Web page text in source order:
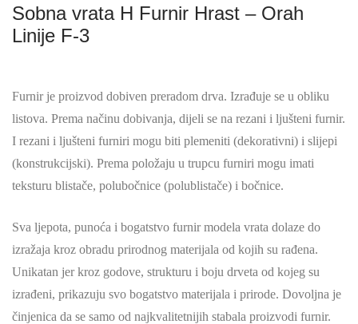
Sobna vrata H Furnir Hrast – Orah
Linije F-3
Furnir je proizvod dobiven preradom drva. Izrađuje se u obliku
listova. Prema načinu dobivanja, dijeli se na rezani i ljušteni furnir.
I rezani i ljušteni furniri mogu biti plemeniti (dekorativni) i slijepi
(konstrukcijski). Prema položaju u trupcu furniri mogu imati
teksturu blistače, polubočnice (polublistače) i bočnice.
Sva ljepota, punoća i bogatstvo furnir modela vrata dolaze do
izražaja kroz obradu prirodnog materijala od kojih su rađena.
Unikatan jer kroz godove, strukturu i boju drveta od kojeg su
izrađeni, prikazuju svo bogatstvo materijala i prirode. Dovoljna je
činjenica da se samo od najkvalitetnijih stabala proizvodi furnir.